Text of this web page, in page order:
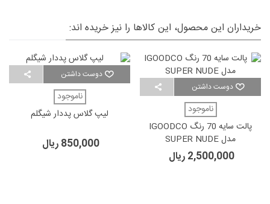
خریداران این محصول، این کالاها را نیز خریده اند:
دوست داشتن
ناموجود
پالت سایه 70 رنگ IGOODCO
مدل SUPER NUDE
2,500,000 ریال
دوست داشتن
ناموجود
لیپ گلاس پددار شیگلم
850,000 ریال